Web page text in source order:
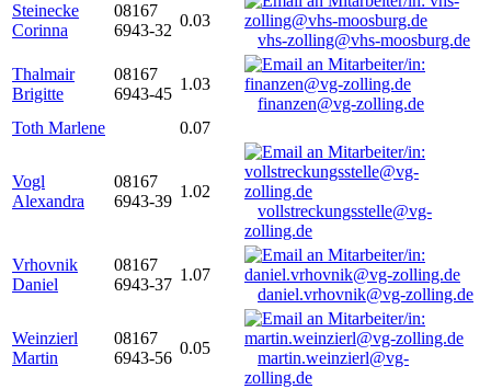
Steinecke
Corinna
08167
6943-32
0.03
vhs-zolling@vhs-moosburg.de
Thalmair
Brigitte
08167
6943-45
1.03
finanzen@vg-zolling.de
Toth Marlene
0.07
Vogl
Alexandra
08167
6943-39
1.02
vollstreckungsstelle@vg-
zolling.de
Vrhovnik
Daniel
08167
6943-37
1.07
daniel.vrhovnik@vg-zolling.de
Weinzierl
Martin
08167
6943-56
0.05
martin.weinzierl@vg-
zolling.de